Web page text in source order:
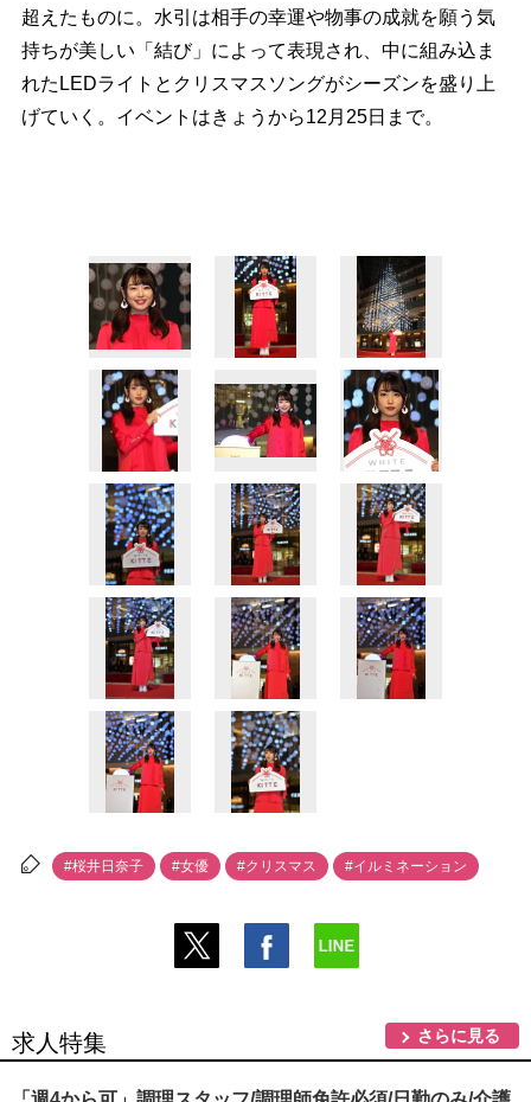
超えたものに。水引は相手の幸運や物事の成就を願う気
持ちが美しい「結び」によって表現され、中に組み込ま
れたLEDライトとクリスマスソングがシーズンを盛り上
げていく。イベントはきょうから12月25日まで。
#桜井日奈子 #女優 #クリスマス #イルミネーション
求人特集 さらに見る